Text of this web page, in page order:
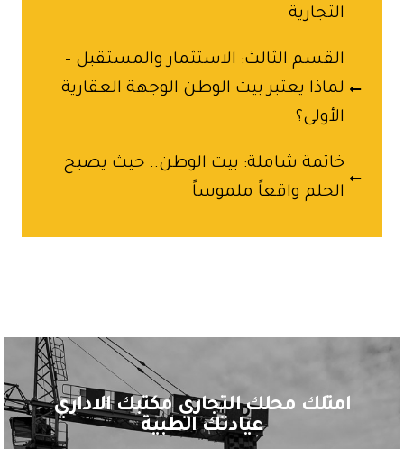
التجارية
القسم الثالث: الاستثمار والمستقبل –
لماذا يعتبر بيت الوطن الوجهة العقارية
الأولى؟
خاتمة شاملة: بيت الوطن.. حيث يصبح
الحلم واقعاً ملموساً
امتلك محلك التجاري مكتبك الاداري
عيادتك الطبية